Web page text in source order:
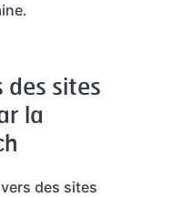
des sites
la
des sites